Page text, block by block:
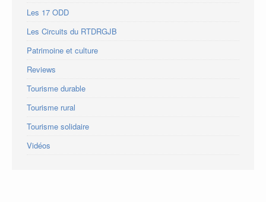
Les 17 ODD
Les Circuits du RTDRGJB
Patrimoine et culture
Reviews
Tourisme durable
Tourisme rural
Tourisme solidaire
Vidéos